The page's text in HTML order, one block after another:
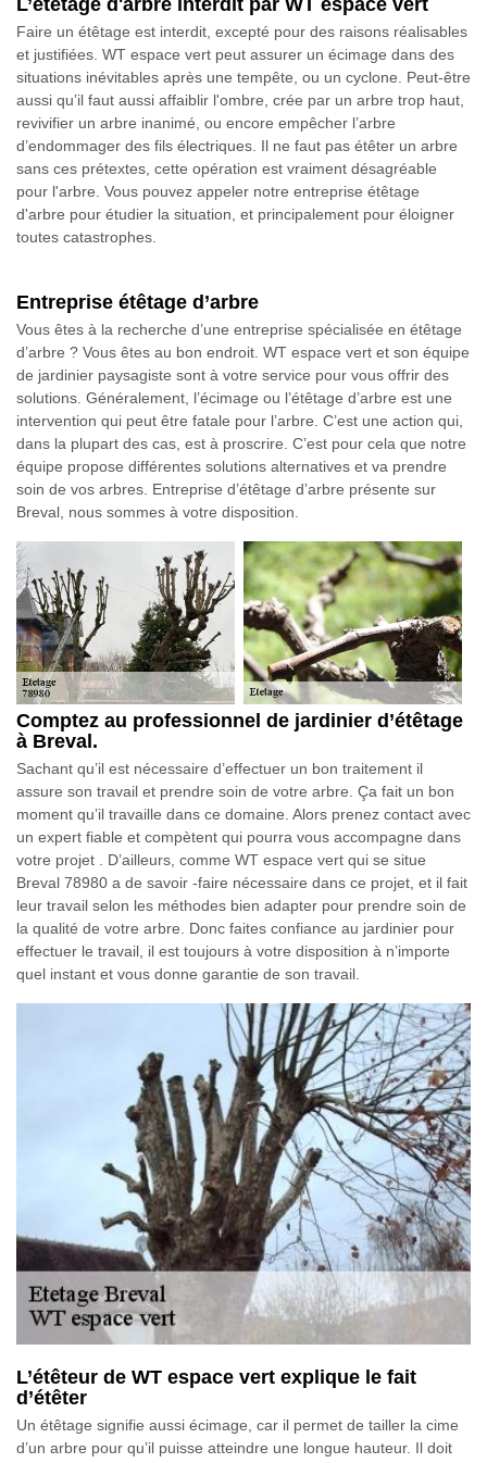
Faire un étêtage est interdit, excepté pour des raisons réalisables
et justifiées. WT espace vert peut assurer un écimage dans des
situations inévitables après une tempête, ou un cyclone. Peut-être
aussi qu’il faut aussi affaiblir l'ombre, crée par un arbre trop haut,
revivifier un arbre inanimé, ou encore empêcher l’arbre
d’endommager des fils électriques. Il ne faut pas étêter un arbre
sans ces prétextes, cette opération est vraiment désagréable
pour l'arbre. Vous pouvez appeler notre entreprise étêtage
d'arbre pour étudier la situation, et principalement pour éloigner
toutes catastrophes.
Entreprise étêtage d’arbre
Vous êtes à la recherche d’une entreprise spécialisée en étêtage
d’arbre ? Vous êtes au bon endroit. WT espace vert et son équipe
de jardinier paysagiste sont à votre service pour vous offrir des
solutions. Généralement, l’écimage ou l’étêtage d’arbre est une
intervention qui peut être fatale pour l’arbre. C’est une action qui,
dans la plupart des cas, est à proscrire. C’est pour cela que notre
équipe propose différentes solutions alternatives et va prendre
soin de vos arbres. Entreprise d’étêtage d’arbre présente sur
Breval, nous sommes à votre disposition.
Comptez au professionnel de jardinier d’étêtage
à Breval.
Sachant qu’il est nécessaire d’effectuer un bon traitement il
assure son travail et prendre soin de votre arbre. Ça fait un bon
moment qu’il travaille dans ce domaine. Alors prenez contact avec
un expert fiable et compètent qui pourra vous accompagne dans
votre projet . D’ailleurs, comme WT espace vert qui se situe
Breval 78980 a de savoir -faire nécessaire dans ce projet, et il fait
leur travail selon les méthodes bien adapter pour prendre soin de
la qualité de votre arbre. Donc faites confiance au jardinier pour
effectuer le travail, il est toujours à votre disposition à n’importe
quel instant et vous donne garantie de son travail.
L’étêteur de WT espace vert explique le fait
d’étêter
Un étêtage signifie aussi écimage, car il permet de tailler la cime
d’un arbre pour qu’il puisse atteindre une longue hauteur. Il doit